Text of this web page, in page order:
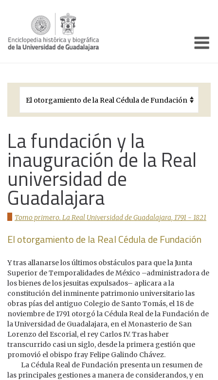
Períodos Históricos
Biografías
Galería
Documentos institucionales
La fundación y la
inauguración de la Real
universidad de
Guadalajara
Tomo primero. La Real Universidad de Guadalajara, 1791 - 1821
El otorgamiento de la Real Cédula de Fundación
Y tras allanarse los últimos obstáculos para que la Junta
Superior de Temporalidades de México –administradora de
los bienes de los jesuitas expulsados– aplicara a la
constitución del inminente patrimonio universitario las
obras pías del antiguo Colegio de Santo Tomás, el 18 de
noviembre de 1791 otorgó la Cédula Real de la Fundación de
la Universidad de Guadalajara, en el Monasterio de San
Lorenzo del Escorial, el rey Carlos IV. Tras haber
transcurrido casi un siglo, desde la primera gestión que
promovió el obispo fray Felipe Galindo Chávez.
La Cédula Real de Fundación presenta un resumen de
las principales gestiones a manera de considerandos, y en